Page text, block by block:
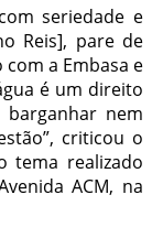
seriedade e
Reis], pare de
a Embasa e
é um direito
nem
criticou o
tema realizado
ACM, na